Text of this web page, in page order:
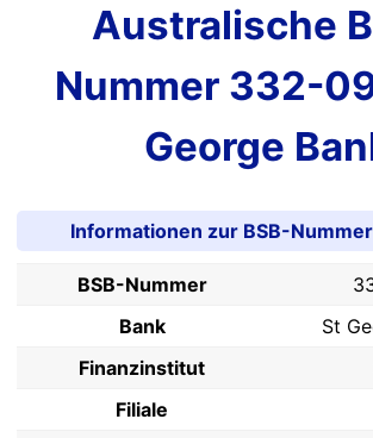
Australische
Nummer 332-
George
Informationen zur BSB-
BSB-Nummer
Bank
St
Finanzinstitut
Filiale